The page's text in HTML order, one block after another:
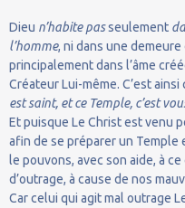
Dieu n’habite passeulement
l’homme, ni dans une
principalement dans l’âme
Créateur Lui-même. C’est ainsi
est saint, et ce Temple, c’est
Et puisque Le Christ est venu
afin de se préparer un Temple
le pouvons, avec son aide, à
d’outrage, à cause de nos
Car celui qui agit mal outrage